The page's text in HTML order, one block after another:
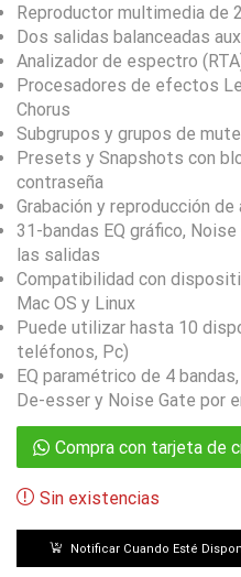
Reproductor multimedia de
Dos salidas balanceadas
Analizador de espectro
Procesadores de efectos
Chorus
Subgrupos y grupos de
Presets y Snapshots con
contraseña
Grabación y reproducción
31-bandas EQ gráfico,
las salidas
Compatibilidad con
Mac OS y Linux
Puede utilizar hasta 10
teléfonos, Pc)
EQ paramétrico de 4
De-esser y Noise Gate por
Compra con tarjeta de
Sin existencias
Notificar Cuando Esté